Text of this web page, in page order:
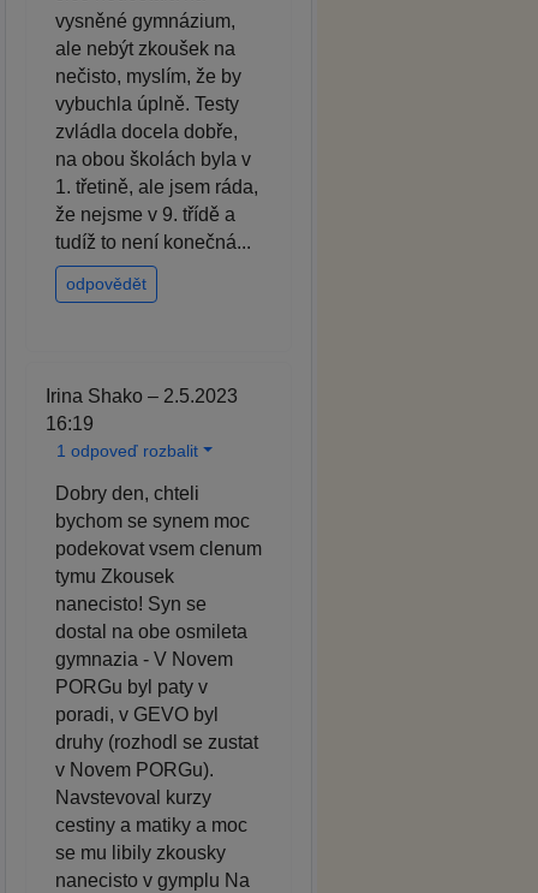
vysněné gymnázium,
ale nebýt zkoušek na
nečisto, myslím, že by
vybuchla úplně. Testy
zvládla docela dobře,
na obou školách byla v
1. třetině, ale jsem ráda,
že nejsme v 9. třídě a
tudíž to není konečná...
odpovědět
Irina Shako – 2.5.2023
16:19
1 odpoveď rozbalit
Dobry den, chteli
bychom se synem moc
podekovat vsem clenum
tymu Zkousek
nanecisto! Syn se
dostal na obe osmileta
gymnazia - V Novem
PORGu byl paty v
poradi, v GEVO byl
druhy (rozhodl se zustat
v Novem PORGu).
Navstevoval kurzy
cestiny a matiky a moc
se mu libily zkousky
nanecisto v gymplu Na